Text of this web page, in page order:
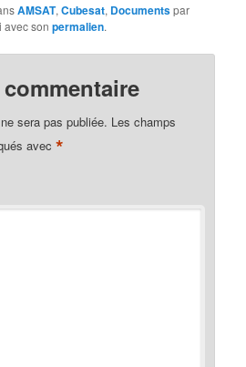
AMSAT,Cubesat, Documentspar
avec sonpermalien.
sera pas publiée. Les champs
avec*